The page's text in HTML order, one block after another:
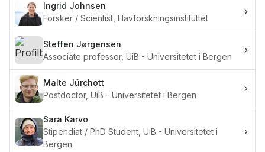
Ingrid Johnsen
Forsker / Scientist, Havforskningsinstituttet
Steffen Jørgensen
Associate professor, UiB - Universitetet i Bergen
Malte Jürchott
Postdoctor, UiB - Universitetet i Bergen
Sara Karvo
Stipendiat / PhD Student, UiB - Universitetet i
Bergen